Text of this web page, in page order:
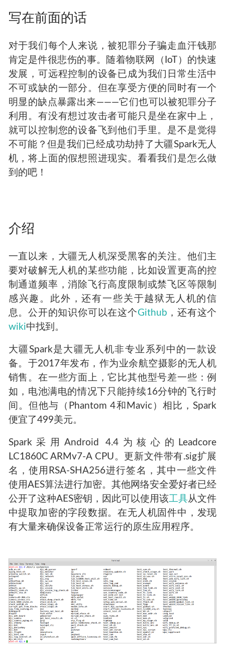
写在前面的话
对于我们每个人来说，被犯罪分子骗走血汗钱那
肯定是件很悲伤的事。随着物联网（IoT）的快速
发展，可远程控制的设备已成为我们日常生活中
不可或缺的一部分。但在享受方便的同时有一个
明显的缺点暴露出来———它们也可以被犯罪分子
利用。有没有想过攻击者可能只是坐在家中上，
就可以控制您的设备飞到他们手里。是不是觉得
不可能？但是我们已经成功劫持了大疆Spark无人
机，将上面的假想照进现实。看看我们是怎么做
到的吧！
介绍
一直以来，大疆无人机深受黑客的关注。他们主
要对破解无人机的某些功能，比如设置更高的控
制通道频率，消除飞行高度限制或禁飞区等限制
感兴趣。此外，还有一些关于越狱无人机的信
息。公开的知识你可以在这个Github ，还有这个
wiki中找到。
大疆Spark是大疆无人机非专业系列中的一款设
备。于2017年发布，作为业余航空摄影的无人机
销售。在一些方面上，它比其他型号差一些：例
如，电池满电的情况下只能持续16分钟的飞行时
间。但他与（Phantom 4和Mavic）相比，Spark
便宜了499美元。
Spark采用Android 4.4为核心的Leadcore
LC1860C ARMv7-A CPU。更新文件带有.sig扩展
名，使用RSA-SHA256进行签名，其中一些文件
使用AES算法进行加密。其他网络安全爱好者已经
公开了这种AES密钥，因此可以使用该工具从文件
中提取加密的字段数据。在无人机固件中，发现
有大量来确保设备正常运行的原生应用程序。